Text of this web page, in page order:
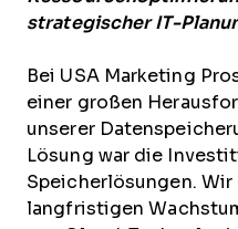
strategischer IT-
Bei USA Marketing
einer großen
unserer
Lösung war die
Speicherlösungen.
langfristigen